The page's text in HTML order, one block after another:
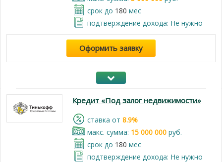
срок до 180 мес
подтверждение дохода: Не нужно
Оформить заявку
Кредит «Под залог недвижимости»
cтавка от 8.9%
макс. сумма: 15 000 000руб.
срок до 180 мес
подтверждение дохода: Не нужно